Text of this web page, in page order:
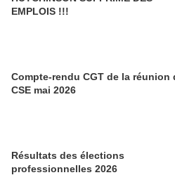
EMPLOIS !!!
Compte-rendu CGT de la réunion
CSE mai 2026
Résultats des élections
professionnelles 2026